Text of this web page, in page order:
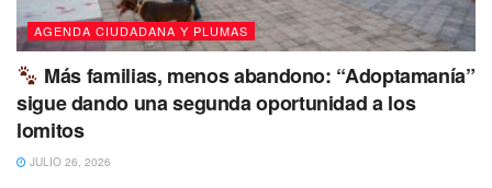
Solidaridad obtuvo durante el 2022 el porcentaje de
58.4%, el más alto del estado de Quintana Roo en la Guía
Consultiva de Desempeño Municipal.
Acto que seguramente no es del agrado de muchos, y
como no, si es el único gobierno panista opacando a 8
presidentes municipales morenistas, más los otros dos que
AGENDA CIUDADANA Y PLUMAS
Más familias, menos abandono: “Adoptamanía”
sigue dando una segunda oportunidad a los
lomitos
JULIO 26, 2026